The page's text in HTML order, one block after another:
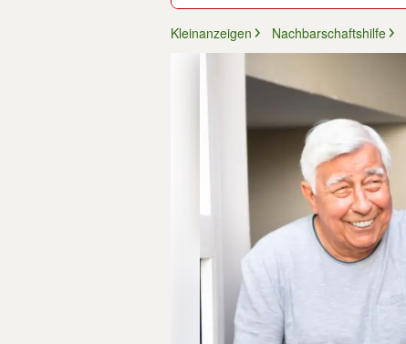
Kleinanzeigen Nachbarschaftshilfe